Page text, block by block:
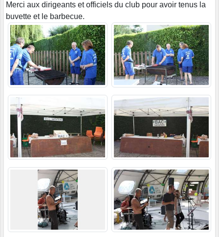
Merci aux dirigeants et officiels du club pour avoir tenus la
buvette et le barbecue.